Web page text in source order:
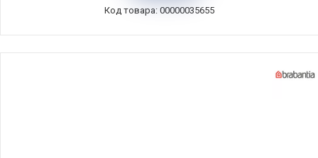
Код товара: 00000035655